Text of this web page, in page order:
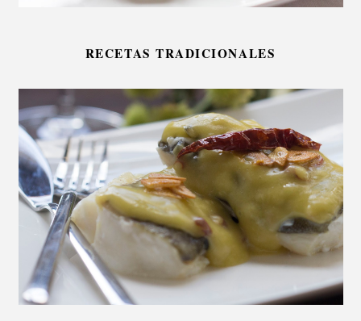
RECETAS TRADICIONALES